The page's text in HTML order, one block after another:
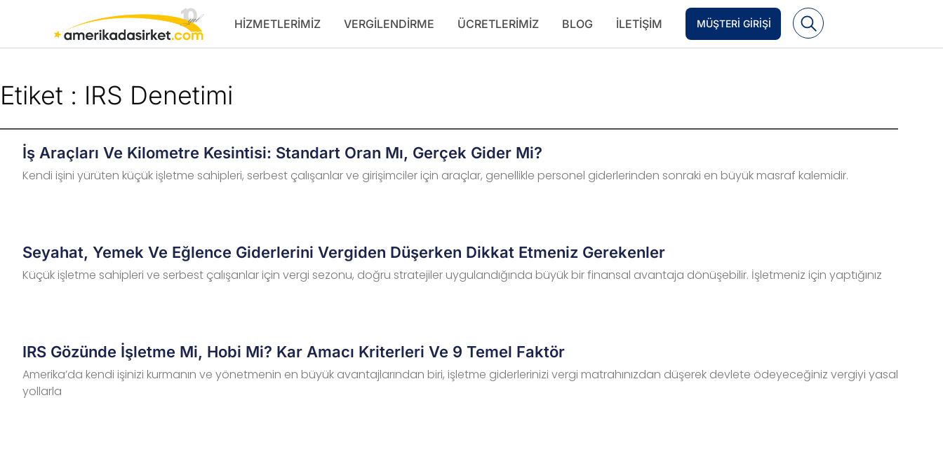
HIZMETLERIMIZ VERGILENDIRME ÜCRETLERIMIZ BLOG İLETIŞIM MÜŞTERI GIRIŞI
Etiket : IRS Denetimi
İş Araçları Ve Kilometre Kesintisi: Standart Oran Mı, Gerçek Gider Mi?
Kendi işini yürüten küçük işletme sahipleri, serbest çalışanlar ve girişimciler için araçlar, genellikle personel giderlerinden sonraki en büyük masraf kalemidir.
Seyahat, Yemek Ve Eğlence Giderlerini Vergiden Düşerken Dikkat Etmeniz Gerekenler
Küçük işletme sahipleri ve serbest çalışanlar için vergi sezonu, doğru stratejiler uygulandığında büyük bir finansal avantaja dönüşebilir. İşletmeniz için yaptığınız
IRS Gözünde İşletme Mi, Hobi Mi? Kar Amacı Kriterleri Ve 9 Temel Faktör
Amerika’da kendi işinizi kurmanın ve yönetmenin en büyük avantajlarından biri, işletme giderlerinizi vergi matrahınızdan düşerek devlete ödeyeceğiniz vergiyi yasal
yollarla